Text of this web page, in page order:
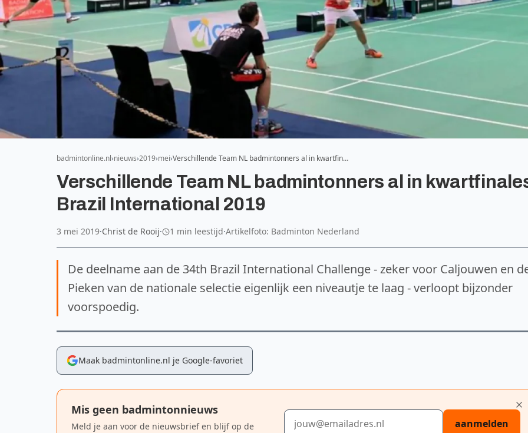
badmintonline.nl nieuws 2019 mei Verschillende Team NL badmintonners al in kwartfin…
Verschillende Team NL badmintonners al in
Brazil International 2019
3 mei 2019·Christ de Rooij· 1 min leestijd·Artikelfoto: Badminton Nederland
De deelname aan de 34th Brazil International Challenge - zeker voor Caljouwen en
Pieken van de nationale selectie eigenlijk een niveautje te laag - verloopt bijzonder
voorspoedig.
Maak badmintonline.nl je Google-favoriet
Mis geen badmintonnieuws
Meld je aan voor de nieuwsbrief en blijf op de
E-mailadres
aanmelden